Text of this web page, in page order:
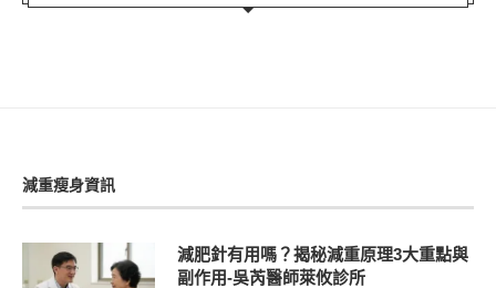
減重瘦身資訊
減肥針有用嗎？揭秘減重原理3大重點與
副作用-吳芮醫師萊攸診所